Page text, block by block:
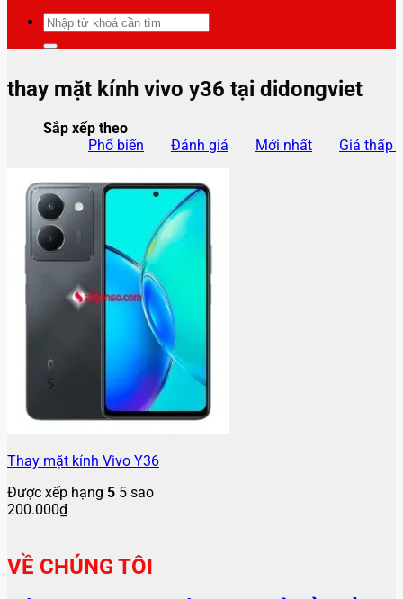
Tìm
kiếm:
thay mặt kính vivo y36 tại didongviet
Sắp xếp theo
Phổ biến
Đánh giá Mới nhất Giá thấp
Thay mặt kính Vivo Y36
Được xếp hạng 5 5 sao
200.000₫
VỀ CHÚNG TÔI